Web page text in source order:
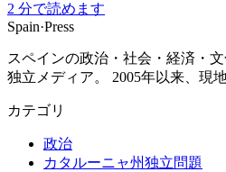
2 分で読めます
Spain·Press
スペインの政治・社会・経済・
独立メディア。 2005年以来、現
カテゴリ
政治
カタルーニャ州独立問題